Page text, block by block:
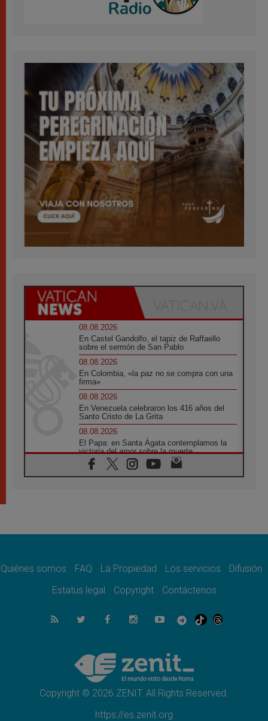
08.08.2026
En Castel Gandolfo, el tapiz de Raffaello
sobre el sermón de San Pablo
08.08.2026
En Colombia, «la paz no se compra con una
firma»
08.08.2026
En Venezuela celebraron los 416 años del
Santo Cristo de La Grita
08.08.2026
El Papa: en Santa Ágata contemplamos la
victoria del amor sobre la muerte
08.08.2026
León XIV visitará el Santuario de la Madre
07.08.2026
07.08.2026
el compromiso del cristiano"
La matanza de niños en Gaza no cesa: 300
muertos en 300 días
Tagle: La guerra desfigura el mundo, solo la
revelación de Dios lo transfigura
Quiénes somos FAQ La Propiedad Los servicios
Difusión
Estatus legal
Copyright Contáctenos
Copyright © 2026 ZENIT. All Rights Reserved.
https://es.zenit.org